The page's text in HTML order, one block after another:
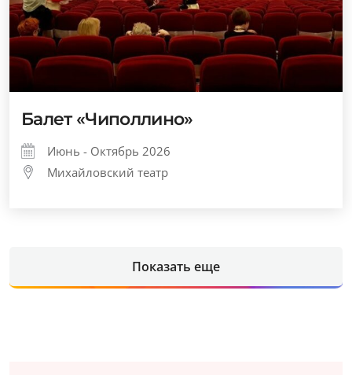
Балет «Чиполлино»
Июнь - Октябрь 2026
Михайловский театр
Показать еще